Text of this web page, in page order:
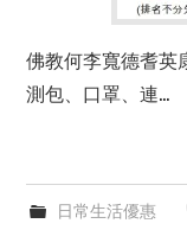
佛教何李寬德耆英
測包、口罩、連…
日常生活優惠